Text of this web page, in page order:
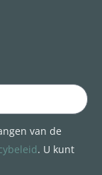
van de
. U kunt